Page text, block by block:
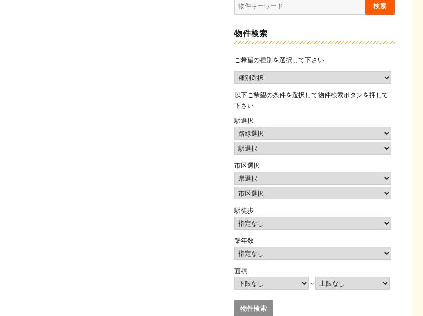
物件検索
ご希望の種別を選択して下さい
以下ご希望の条件を選択して物件検索ボタンを押して
下さい
駅選択
市区選択
駅徒歩
築年数
面積
～